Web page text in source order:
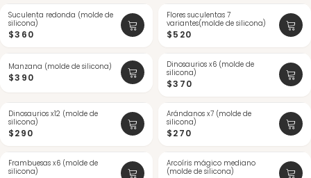
Suculenta redonda (molde de
silicona)
$360
Flores suculentas 7
variantes(molde de silicona)
$520
Manzana (molde de silicona)
$390
ÚLTIMAS
Dinosaurios x6 (molde de
silicona)
$370
Dinosaurios x12 (molde de
silicona)
$290
Arándanos x7 (molde de
silicona)
$270
Frambuesas x6 (molde de
silicona)
Arcoíris mágico mediano
(molde de silicona)